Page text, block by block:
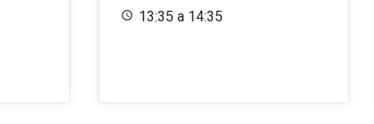
13:35 a 14:35